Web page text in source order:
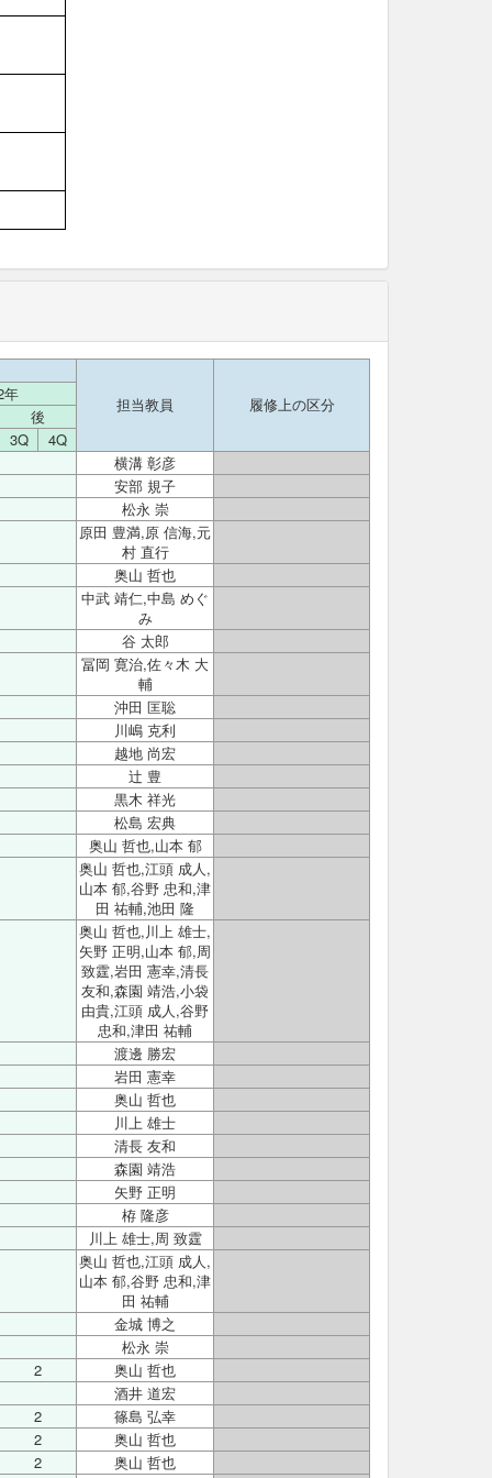
担当教員 履修上の区分
年
後
3Q
4Q
横溝 彰彦
安部 規子
松永 崇
原田 豊満,原 信海,元
村 直行
奥山 哲也
中武 靖仁,中島 めぐ
み
谷 太郎
冨岡 寛治,佐々木 大
輔
沖田 匡聡
川嶋 克利
越地 尚宏
辻 豊
黒木 祥光
松島 宏典
奥山 哲也,山本 郁
奥山 哲也,江頭 成人,
山本 郁,谷野 忠和,津
田 祐輔,池田 隆
奥山 哲也,川上 雄士,
矢野 正明,山本 郁,周
致霆,岩田 憲幸,清長
友和,森園 靖浩,小袋
由貴,江頭 成人,谷野
忠和,津田 祐輔
渡邊 勝宏
岩田 憲幸
奥山 哲也
川上 雄士
清長 友和
森園 靖浩
矢野 正明
栫 隆彦
川上 雄士,周 致霆
奥山 哲也,江頭 成人,
山本 郁,谷野 忠和,津
田 祐輔
金城 博之
松永 崇
2
奥山 哲也
酒井 道宏
2
篠島 弘幸
2
奥山 哲也
2
奥山 哲也